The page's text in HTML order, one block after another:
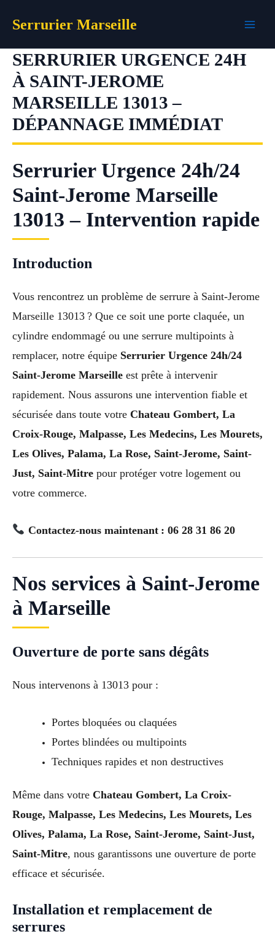
Serrurier Marseille
SERRURIER URGENCE 24H
À SAINT-JEROME
MARSEILLE 13013 –
DÉPANNAGE IMMÉDIAT
Serrurier Urgence 24h/24
Saint-Jerome Marseille
13013 – Intervention rapide
Introduction
Vous rencontrez un problème de serrure à Saint-Jerome
Marseille 13013 ? Que ce soit une porte claquée, un
cylindre endommagé ou une serrure multipoints à
remplacer, notre équipe Serrurier Urgence 24h/24
Saint-Jerome Marseille est prête à intervenir
rapidement. Nous assurons une intervention fiable et
sécurisée dans toute votre Chateau Gombert, La
Croix-Rouge, Malpasse, Les Medecins, Les Mourets,
Les Olives, Palama, La Rose, Saint-Jerome, Saint-
Just, Saint-Mitre pour protéger votre logement ou
votre commerce.
Contactez-nous maintenant : 06 28 31 86 20
Nos services à Saint-Jerome
à Marseille
Ouverture de porte sans dégâts
Nous intervenons à 13013 pour :
Portes bloquées ou claquées
Portes blindées ou multipoints
Techniques rapides et non destructives
Même dans votre Chateau Gombert, La Croix-
Rouge, Malpasse, Les Medecins, Les Mourets, Les
Olives, Palama, La Rose, Saint-Jerome, Saint-Just,
Saint-Mitre, nous garantissons une ouverture de porte
efficace et sécurisée.
Installation et remplacement de
serrures